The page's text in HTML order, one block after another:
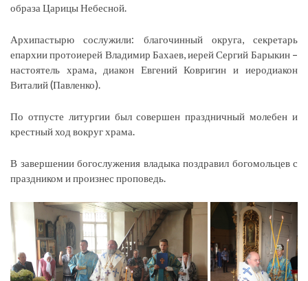
образа Царицы Небесной.
Архипастырю сослужили: благочинный округа, секретарь
епархии протоиерей Владимир Бахаев, иерей Сергий Барыкин –
настоятель храма, диакон Евгений Ковригин и иеродиакон
Виталий (Павленко).
По отпусте литургии был совершен праздничный молебен и
крестный ход вокруг храма.
В завершении богослужения владыка поздравил богомольцев с
праздником и произнес проповедь.